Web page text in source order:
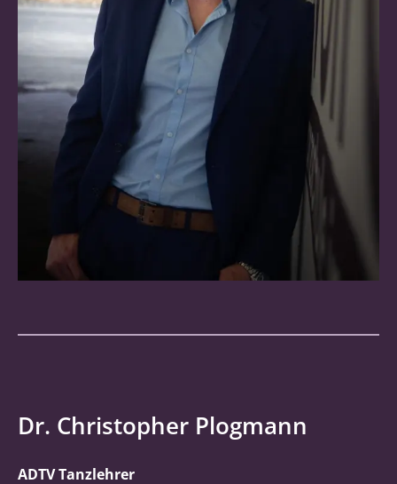
Dr. Christopher Plogmann
ADTV Tanzlehrer